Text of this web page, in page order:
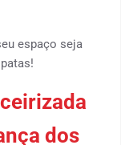
espaço seja
dos